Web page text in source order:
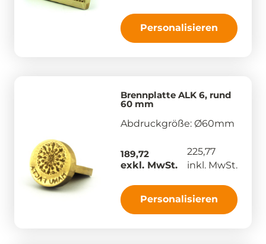
Personalisieren
Brennplatte ALK 6, rund
60 mm
Abdruckgröße: Ø60mm
189,72
exkl. MwSt.
225,77
inkl. MwSt.
Personalisieren